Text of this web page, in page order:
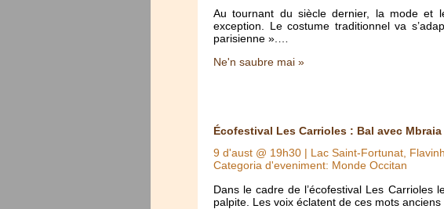
Au tournant du siècle dernier, la mode et
exception. Le costume traditionnel va
parisienne ».…
Ne'n saubre mai »
Écofestival Les Carrioles : Bal avec Mbraia
9 d'aust @ 19h30 | Lac Saint-Fortunat,
Categoria d'eveniment: Monde Occitan
Dans le cadre de l’écofestival Les Carrioles
palpite. Les voix éclatent de ces mots